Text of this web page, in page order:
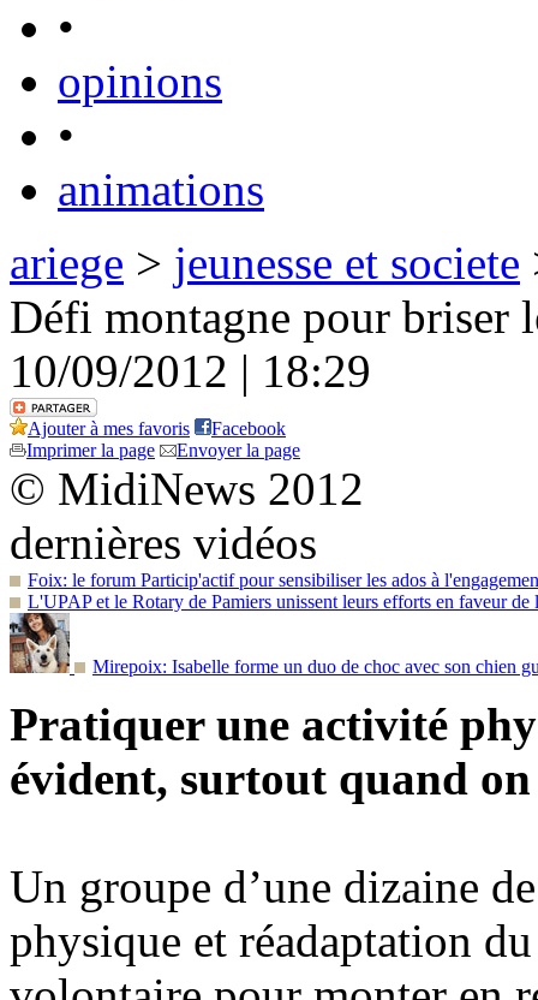
•
opinions
•
animations
ariege > jeunesse et societe
Défi montagne pour briser
10/09/2012 | 18:29
Ajouter à mes favoris
Facebook
Imprimer la page
Envoyer la page
© MidiNews 2012
dernières vidéos
Foix: le forum Particip'actif pour sensibiliser les ados à
L'UPAP et le Rotary de Pamiers unissent leurs efforts en faveur de
Mirepoix: Isabelle forme un duo de choc avec son chien
Pratiquer une activité
évident, surtout quand
Un groupe d’une dizaine
physique et réadaptation